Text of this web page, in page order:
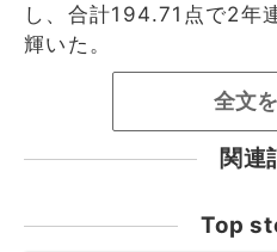
し、合計194.71点で2年
輝いた。
全文
関連
Top